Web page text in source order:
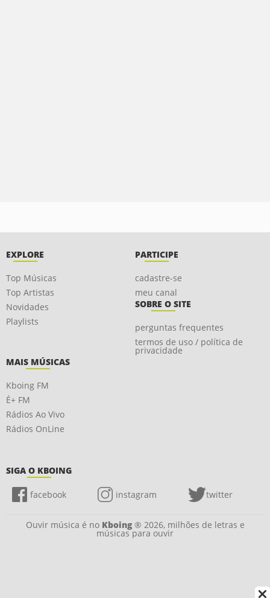
EXPLORE
Top Músicas
Top Artistas
Novidades
Playlists
PARTICIPE
cadastre-se
meu canal
SOBRE O SITE
perguntas frequentes
termos de uso / política de
privacidade
MAIS MÚSICAS
Kboing FM
É+ FM
Rádios Ao Vivo
Rádios OnLine
SIGA O KBOING
facebook instagram twitter
Ouvir música é no Kboing® 2026, milhões de letras e
músicas para ouvir